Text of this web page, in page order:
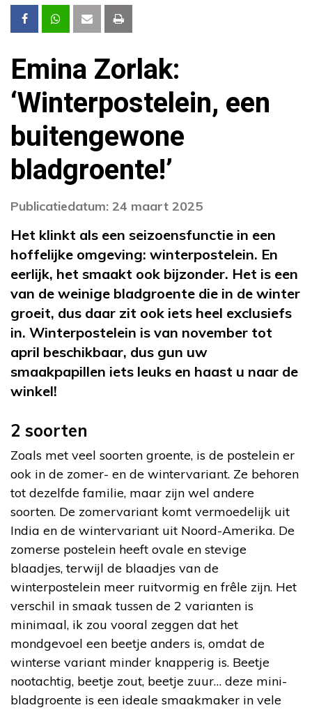
Emina Zorlak:
‘Winterpostelein, een
buitengewone
bladgroente!’
Publicatiedatum: 24 maart 2025
Het klinkt als een seizoensfunctie in een
hoffelijke omgeving: winterpostelein. En
eerlijk, het smaakt ook bijzonder. Het is een
van de weinige bladgroente die in de winter
groeit, dus daar zit ook iets heel exclusiefs
in. Winterpostelein is van november tot
april beschikbaar, dus gun uw
smaakpapillen iets leuks en haast u naar de
winkel!
2 soorten
Zoals met veel soorten groente, is de postelein er
ook in de zomer- en de wintervariant. Ze behoren
tot dezelfde familie, maar zijn wel andere
soorten. De zomervariant komt vermoedelijk uit
India en de wintervariant uit Noord-Amerika. De
zomerse postelein heeft ovale en stevige
blaadjes, terwijl de blaadjes van de
winterpostelein meer ruitvormig en frêle zijn. Het
verschil in smaak tussen de 2 varianten is
minimaal, ik zou vooral zeggen dat het
mondgevoel een beetje anders is, omdat de
winterse variant minder knapperig is. Beetje
nootachtig, beetje zout, beetje zuur… deze mini-
bladgroente is een ideale smaakmaker in vele